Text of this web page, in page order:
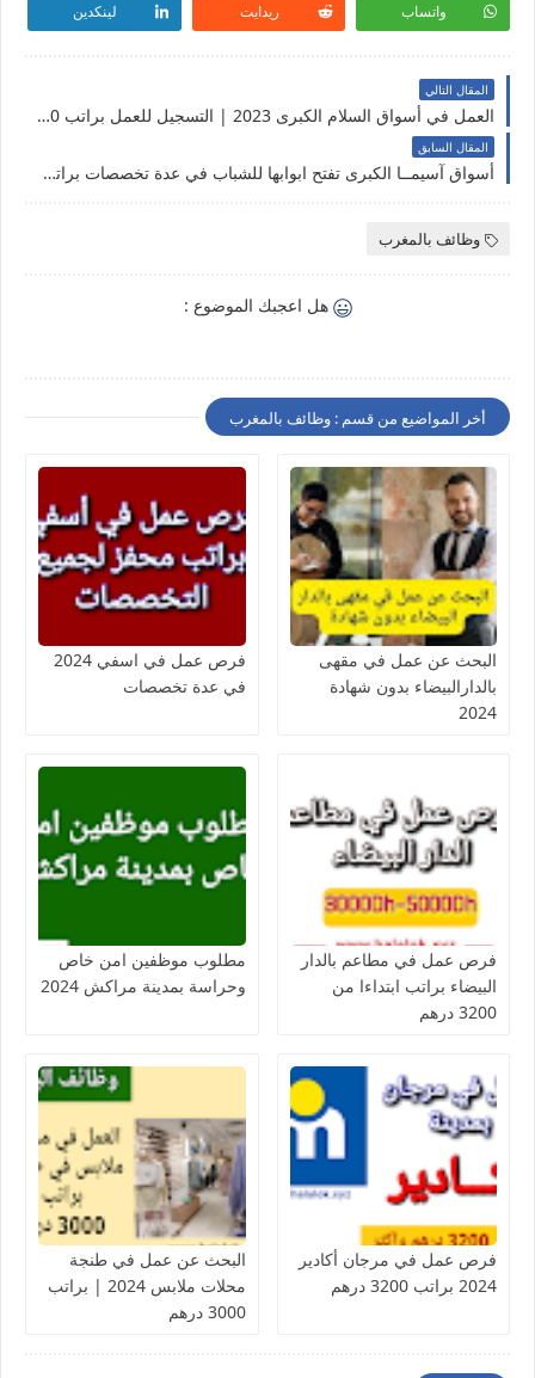
واتساب ريدايت لينكدين
المقال التالي
العمل في أسواق السلام الكبرى 2023 | التسجيل للعمل براتب 3500 درهم
المقال السابق
أسواق آسيمــا الكبرى تفتح ابوابها للشباب في عدة تخصصات براتب 3500 درهم
وظائف بالمغرب
هل اعجبك الموضوع :
أخر المواضيع من قسم : وظائف بالمغرب
البحث عن عمل في مقهى
بالدارالبيضاء بدون شهادة
2024
فرص عمل في اسفي 2024
في عدة تخصصات
فرص عمل في مطاعم بالدار
البيضاء براتب ابتداءا من
3200 درهم
مطلوب موظفين امن خاص
وحراسة بمدينة مراكش 2024
فرص عمل في مرجان أكادير
2024 براتب 3200 درهم
البحث عن عمل في طنجة
محلات ملابس 2024 | براتب
3000 درهم